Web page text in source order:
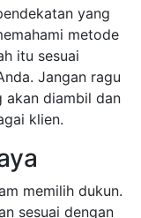
yang
metode
itu sesuai
Jangan ragu
akan diambil dan
klien.
memilih dukun.
sesuai dengan